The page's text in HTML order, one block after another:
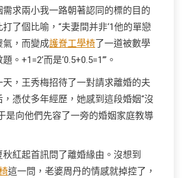
需求兩小我一路朝著認同的標的目的
了個比喻，“夫妻間并非‘1他的單戀
氣，而變成護脊工學椅了一道被數學
。+1=2’而是‘0.5+0.5=1’”。
天，王秀梅招待了一對請求離婚的夫
憑仗多年經歷，她感到這段婚姻“沒
是向他們先容了一旁的婚姻家庭教導
紅起首訊問了離婚緣由。沒想到
這一問，老婆周丹的情感就掉控了，